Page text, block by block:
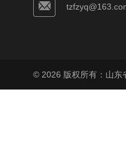
© 2026 版权所有：山